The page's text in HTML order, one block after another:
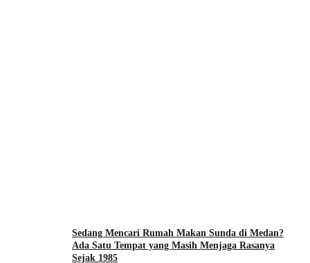
Sedang Mencari Rumah Makan Sunda di Medan?
Ada Satu Tempat yang Masih Menjaga Rasanya
Sejak 1985